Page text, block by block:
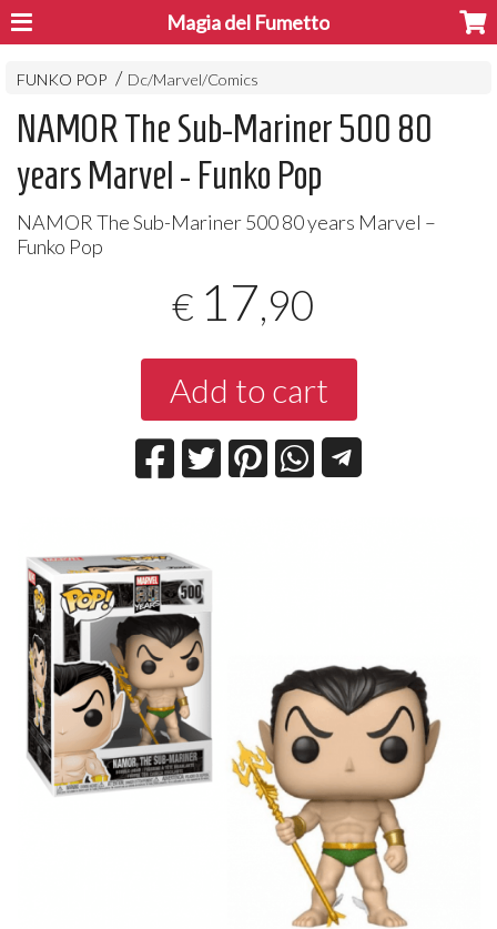
Magia del Fumetto
FUNKO POP Dc/Marvel/Comics
NAMOR The Sub-Mariner 500 80
years Marvel - Funko Pop
NAMORThe Sub-Mariner 500 80 years Marvel –
Funko Pop
€ 17,90
Add to cart